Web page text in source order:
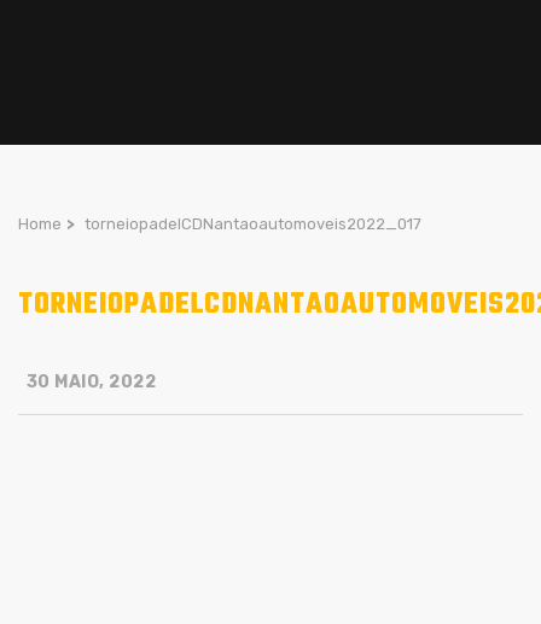
Home > torneiopadelCDNantaoautomoveis2022_017
30 MAIO, 2022